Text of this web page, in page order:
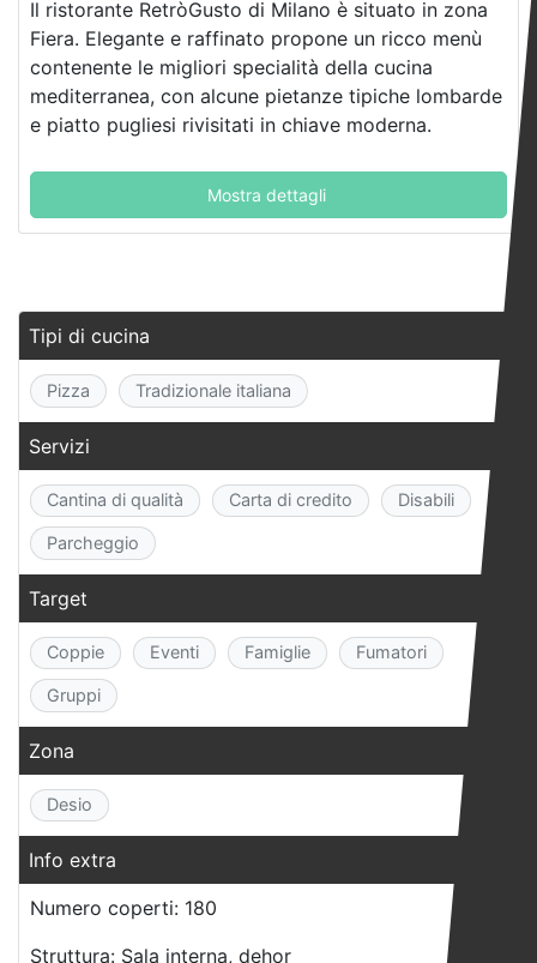
Il ristorante RetròGusto di Milano è situato in zona
Fiera. Elegante e raffinato propone un ricco menù
contenente le migliori specialità della cucina
mediterranea, con alcune pietanze tipiche lombarde
e piatto pugliesi rivisitati in chiave moderna.
Mostra dettagli
Tipi di cucina
Pizza Tradizionale italiana
Servizi
Cantina di qualità Carta di credito Disabili
Parcheggio
Target
Coppie Eventi Famiglie Fumatori
Gruppi
Zona
Desio
Info extra
Numero coperti: 180
Struttura: Sala interna, dehor